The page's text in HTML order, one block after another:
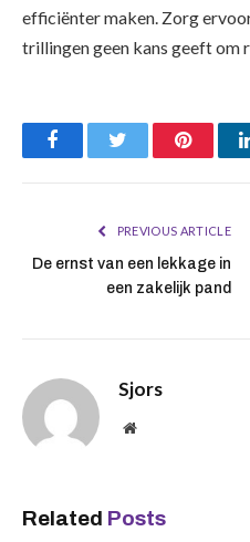
efficiënter maken. Zorg
trillingen geen kans geeft om
FacebookTwitter
PREVIOUS ARTICLE
De ernst van een lekkage in
een zakelijk pand
Sjors
Website
Related Posts